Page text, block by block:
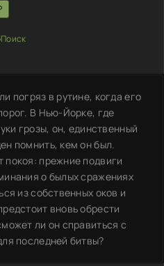
погряз в рутине, когда его
В Нью-Йорке, где
грозы, он, единственный
помнить, кем он был.
прежние подвиги
о былых сражениях
из собственных оков и
вновь обрести
ли он справиться с
последней битвы?